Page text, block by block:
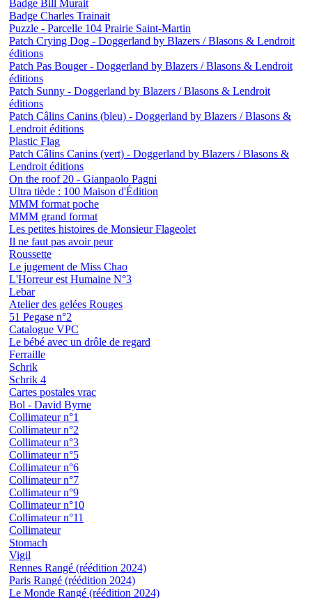
Badge Bill Murait
Badge Charles Trainait
Puzzle - Parcelle 104 Prairie Saint-Martin
Patch Crying Dog - Doggerland by Blazers / Blasons & Lendroit
éditions
Patch Pas Bouger - Doggerland by Blazers / Blasons & Lendroit
éditions
Patch Sunny - Doggerland by Blazers / Blasons & Lendroit
éditions
Patch Câlins Canins (bleu) - Doggerland by Blazers / Blasons &
Lendroit éditions
Plastic Flag
Patch Câlins Canins (vert) - Doggerland by Blazers / Blasons &
Lendroit éditions
On the roof 20 - Gianpaolo Pagni
Ultra tiède : 100 Maison d'Édition
MMM format poche
MMM grand format
Les petites histoires de Monsieur Flageolet
Il ne faut pas avoir peur
Roussette
Le jugement de Miss Chao
L'Horreur est Humaine N°3
Lebar
Atelier des gelées Rouges
51 Pegase n°2
Catalogue VPC
Le bébé avec un drôle de regard
Ferraille
Schrik
Schrik 4
Cartes postales vrac
Bol - David Byrne
Collimateur n°1
Collimateur n°2
Collimateur n°3
Collimateur n°5
Collimateur n°6
Collimateur n°7
Collimateur n°9
Collimateur n°10
Collimateur n°11
Collimateur
Stomach
Vigil
Rennes Rangé (réédition 2024)
Paris Rangé (réédition 2024)
Le Monde Rangé (réédition 2024)